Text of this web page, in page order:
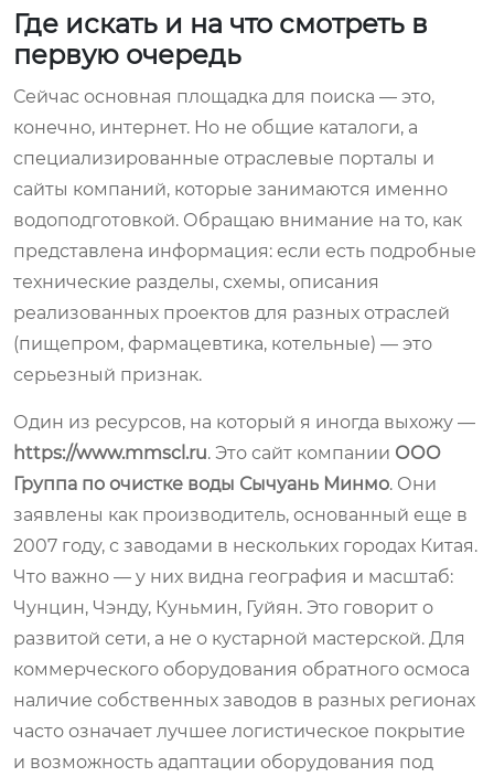
Где искать и на что смотреть в
первую очередь
Сейчас основная площадка для поиска — это,
конечно, интернет. Но не общие каталоги, а
специализированные отраслевые порталы и
сайты компаний, которые занимаются именно
водоподготовкой. Обращаю внимание на то, как
представлена информация: если есть подробные
технические разделы, схемы, описания
реализованных проектов для разных отраслей
(пищепром, фармацевтика, котельные) — это
серьезный признак.
Один из ресурсов, на который я иногда выхожу —
https://www.mmscl.ru. Это сайт компании ООО
Группа по очистке воды Сычуань Минмо. Они
заявлены как производитель, основанный еще в
2007 году, с заводами в нескольких городах Китая.
Что важно — у них видна география и масштаб:
Чунцин, Чэнду, Куньмин, Гуйян. Это говорит о
развитой сети, а не о кустарной мастерской. Для
коммерческого оборудования обратного осмоса
наличие собственных заводов в разных регионах
часто означает лучшее логистическое покрытие
и возможность адаптации оборудования под